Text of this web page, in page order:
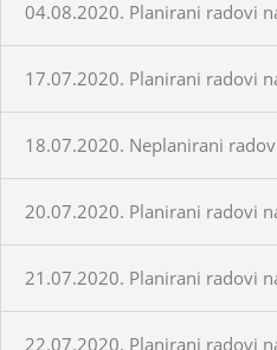
04.08.2020. Planirani radovi
17.07.2020. Planirani radovi
18.07.2020. Neplanirani
20.07.2020. Planirani radovi
21.07.2020. Planirani radovi
22.07.2020. Planirani radovi